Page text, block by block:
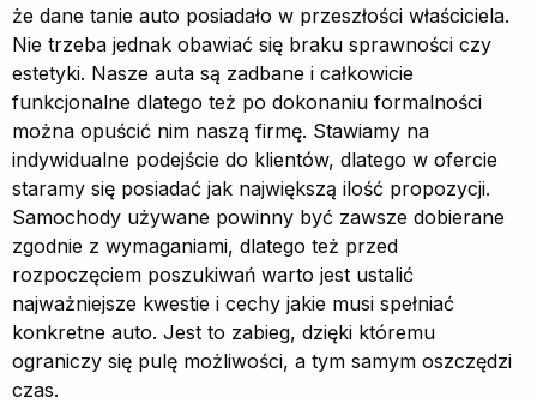
że dane tanie auto posiadało w przeszłości właściciela.
Nie trzeba jednak obawiać się braku sprawności czy
estetyki. Nasze auta są zadbane i całkowicie
funkcjonalne dlatego też po dokonaniu formalności
można opuścić nim naszą firmę. Stawiamy na
indywidualne podejście do klientów, dlatego w ofercie
staramy się posiadać jak największą ilość propozycji.
Samochody używane powinny być zawsze dobierane
zgodnie z wymaganiami, dlatego też przed
rozpoczęciem poszukiwań warto jest ustalić
najważniejsze kwestie i cechy jakie musi spełniać
konkretne auto. Jest to zabieg, dzięki któremu
ograniczy się pulę możliwości, a tym samym oszczędzi
czas.